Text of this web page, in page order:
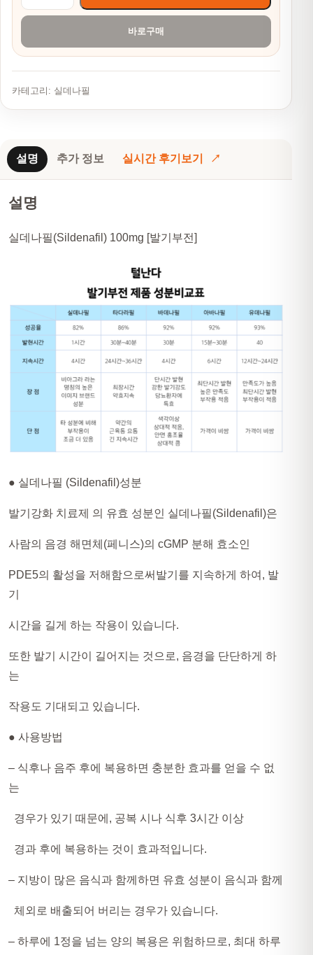
바로구매
카테고리: 실데나필
설명 추가 정보 실시간 후기보기
설명
실데나필(Sildenafil) 100mg [발기부전]
● 실데나필 (Sildenafil)성분
발기강화 치료제 의 유효 성분인 실데나필(Sildenafil)은
사람의 음경 해면체(페니스)의 cGMP 분해 효소인
PDE5의 활성을 저해함으로써발기를 지속하게 하여, 발
기
시간을 길게 하는 작용이 있습니다.
또한 발기 시간이 길어지는 것으로, 음경을 단단하게 하
는
작용도 기대되고 있습니다.
● 사용방법
– 식후나 음주 후에 복용하면 충분한 효과를 얻을 수 없
는
경우가 있기 때문에, 공복 시나 식후 3시간 이상
경과 후에 복용하는 것이 효과적입니다.
– 지방이 많은 음식과 함께하면 유효 성분이 음식과 함께
체외로 배출되어 버리는 경우가 있습니다.
– 하루에 1정을 넘는 양의 복용은 위험하므로, 최대 하루